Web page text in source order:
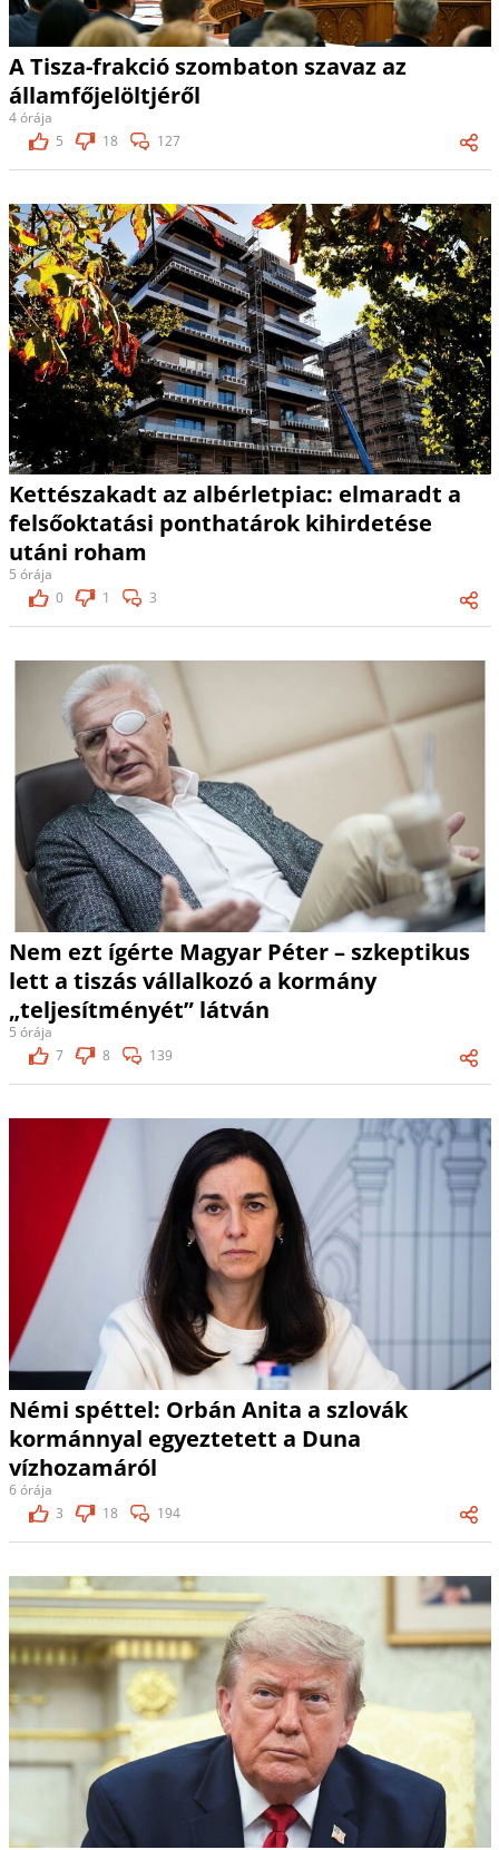
A Tisza-frakció szombaton szavaz az
államfőjelöltjéről
4 órája
5
18 127
Kettészakadt az albérletpiac: elmaradt a
felsőoktatási ponthatárok kihirdetése
utáni roham
5 órája
0
1 3
Nem ezt ígérte Magyar Péter – szkeptikus
lett a tiszás vállalkozó a kormány
„teljesítményét” látván
5 órája
7
8 139
Némi spéttel: Orbán Anita a szlovák
kormánnyal egyeztetett a Duna
vízhozamáról
6 órája
3
18 194